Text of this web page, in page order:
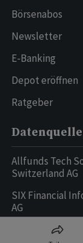
Börsenabos
Newsletter
E-Banking
Depot eröffnen
Ratgeber
Allfunds Tech
Switzerland AG
SIX Financial
AG